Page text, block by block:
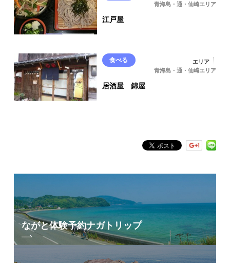
青海島・通・仙崎エリア
江戸屋
食べる
エリア
青海島・通・仙崎エリア
居酒屋 錦屋
ながと体験予約ナガトリップ